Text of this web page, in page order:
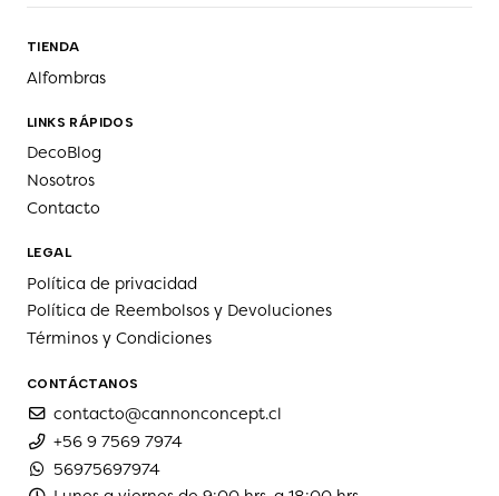
TIENDA
Alfombras
LINKS RÁPIDOS
DecoBlog
Nosotros
Contacto
LEGAL
Política de privacidad
Política de Reembolsos y Devoluciones
Términos y Condiciones
CONTÁCTANOS
contacto@cannonconcept.cl
+56 9 7569 7974
56975697974